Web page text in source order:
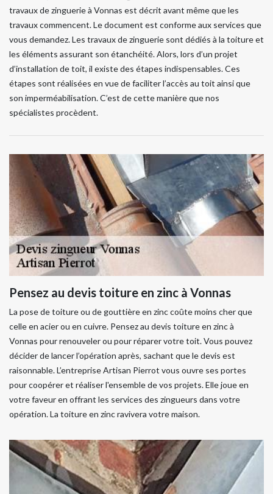
travaux de zinguerie à Vonnas est décrit avant même que les
travaux commencent. Le document est conforme aux services que
vous demandez. Les travaux de zinguerie sont dédiés à la toiture et
les éléments assurant son étanchéité. Alors, lors d’un projet
d’installation de toit, il existe des étapes indispensables. Ces
étapes sont réalisées en vue de faciliter l’accès au toit ainsi que
son imperméabilisation. C’est de cette manière que nos
spécialistes procèdent.
Pensez au devis toiture en zinc à Vonnas
La pose de toiture ou de gouttière en zinc coûte moins cher que
celle en acier ou en cuivre. Pensez au devis toiture en zinc à
Vonnas pour renouveler ou pour réparer votre toit. Vous pouvez
décider de lancer l’opération après, sachant que le devis est
raisonnable. L’entreprise Artisan Pierrot vous ouvre ses portes
pour coopérer et réaliser l'ensemble de vos projets. Elle joue en
votre faveur en offrant les services des zingueurs dans votre
opération. La toiture en zinc ravivera votre maison.